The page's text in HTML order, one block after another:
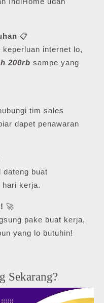
📋
keperluan internet lo,
200rb sampe yang
tim sales
dapet penawaran
dateng buat
hari kerja.
🚀
pake buat kerja,
yang lo butuhin!
Sekarang?